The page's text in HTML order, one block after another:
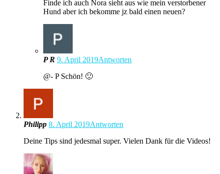
Finde ich auch Nora sieht aus wie mein verstorbener
Hund aber ich bekomme jz bald einen neuen?
P R 9. April 2019Antworten
@- P Schön! 🙂
Philipp 8. April 2019Antworten
Deine Tips sind jedesmal super. Vielen Dank für die Videos!